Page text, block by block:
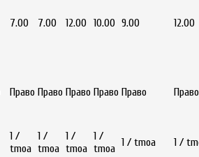
7.00 7.00 12.00 10.00 9.00 12.00
Право Право Право Право Право Право
1 /
tmoa
1 /
tmoa
1 /
tmoa
1 /
tmoa 1 / tmoa 1 /